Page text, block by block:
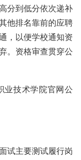
分到低分依次递补
他排名靠前的应聘
，以便学校通知资
。资格审查贯穿公
业技术学院官网公
试主要测试履行岗